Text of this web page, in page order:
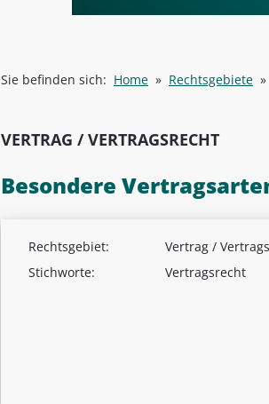
Sie befinden sich: Home » Rechtsgebiete »
VERTRAG / VERTRAGSRECHT
Besondere
Rechtsgebiet:
Vertrag /
Stichworte:
Vertragsrecht